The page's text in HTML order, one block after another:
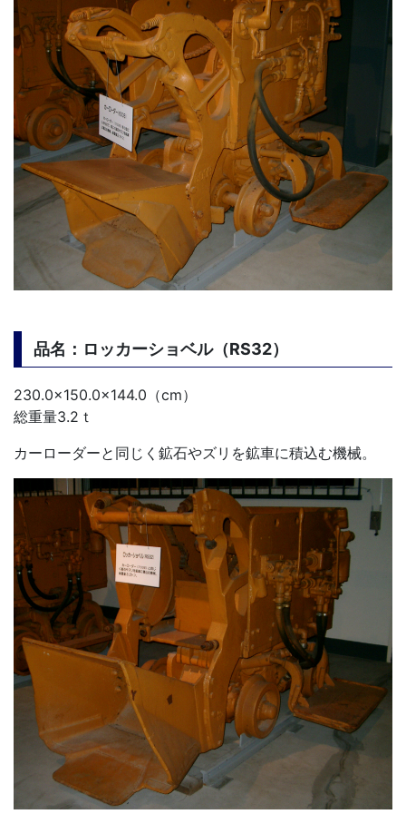
品名：ロッカーショベル（RS32）
230.0×150.0×144.0（cm）
総重量3.2ｔ
カーローダーと同じく鉱石やズリを鉱車に積込む機械。